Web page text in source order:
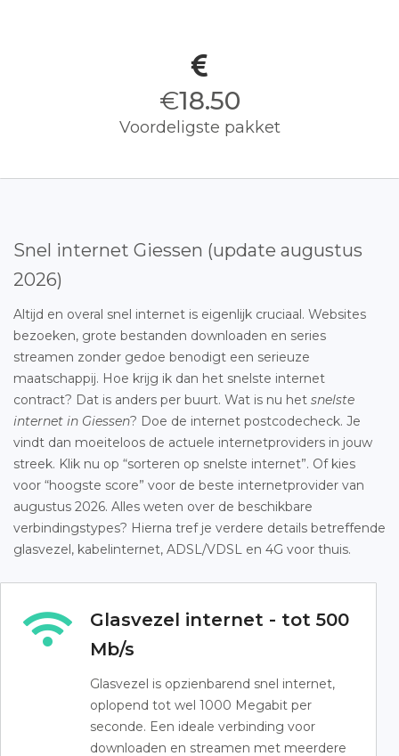
€18.50
Voordeligste pakket
Snel internet Giessen (update augustus
2026)
Altijd en overal snel internet is eigenlijk cruciaal. Websites
bezoeken, grote bestanden downloaden en series
streamen zonder gedoe benodigt een serieuze
maatschappij. Hoe krijg ik dan het snelste internet
contract? Dat is anders per buurt. Wat is nu het snelste
internet in Giessen? Doe de internet postcodecheck. Je
vindt dan moeiteloos de actuele internetproviders in jouw
streek. Klik nu op “sorteren op snelste internet”. Of kies
voor “hoogste score” voor de beste internetprovider van
augustus 2026. Alles weten over de beschikbare
verbindingstypes? Hierna tref je verdere details betreffende
glasvezel, kabelinternet, ADSL/VDSL en 4G voor thuis.
Glasvezel internet - tot 500
Mb/s
Glasvezel is opzienbarend snel internet,
oplopend tot wel 1000 Megabit per
seconde. Een ideale verbinding voor
downloaden en streamen met meerdere